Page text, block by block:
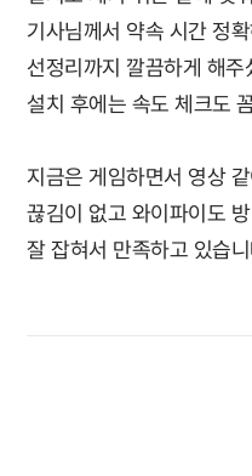
기사님께서 약속 시간 정
선정리까지 깔끔하게 해주
설치 후에는 속도 체크도
지금은 게임하면서 영상
끊김이 없고 와이파이도 방
잘 잡혀서 만족하고 있습